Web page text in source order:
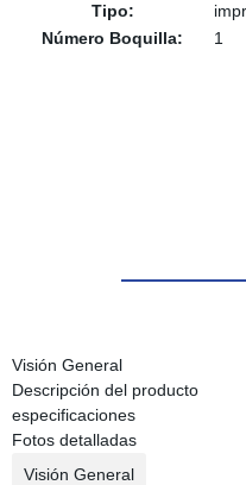
Tipo:
Número Boquilla:
1
Visión General
Descripción del producto
especificaciones
Fotos detalladas
Visión General